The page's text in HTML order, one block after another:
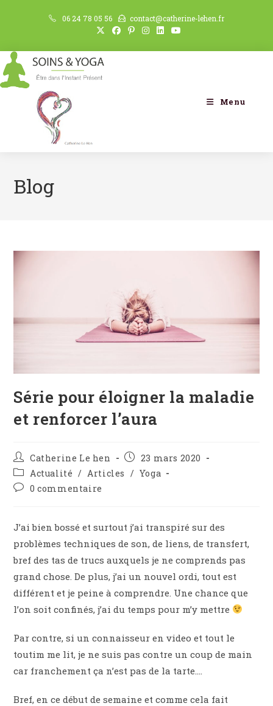
06 24 78 05 56 contact@catherine-lehen.fr
Menu
Blog
Série pour éloigner la maladie
et renforcer l’aura
Catherine Le hen
23 mars 2020
Actualité / Articles / Yoga
0 commentaire
J’ai bien bossé et surtout j’ai transpiré sur des
problèmes techniques de son, de liens, de transfert,
bref des tas de trucs auxquels je ne comprends pas
grand chose. De plus, j’ai un nouvel ordi, tout est
différent et je peine à comprendre. Une chance que
l’on soit confinés, j’ai du temps pour m’y mettre
Par contre, si un connaisseur en video et tout le
toutim me lit, je ne suis pas contre un coup de main
car franchement ça n’est pas de la tarte….
Bref, en ce début de semaine et comme cela fait